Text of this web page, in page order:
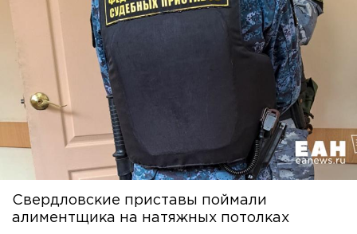
Свердловские приставы поймали
алиментщика на натяжных потолках